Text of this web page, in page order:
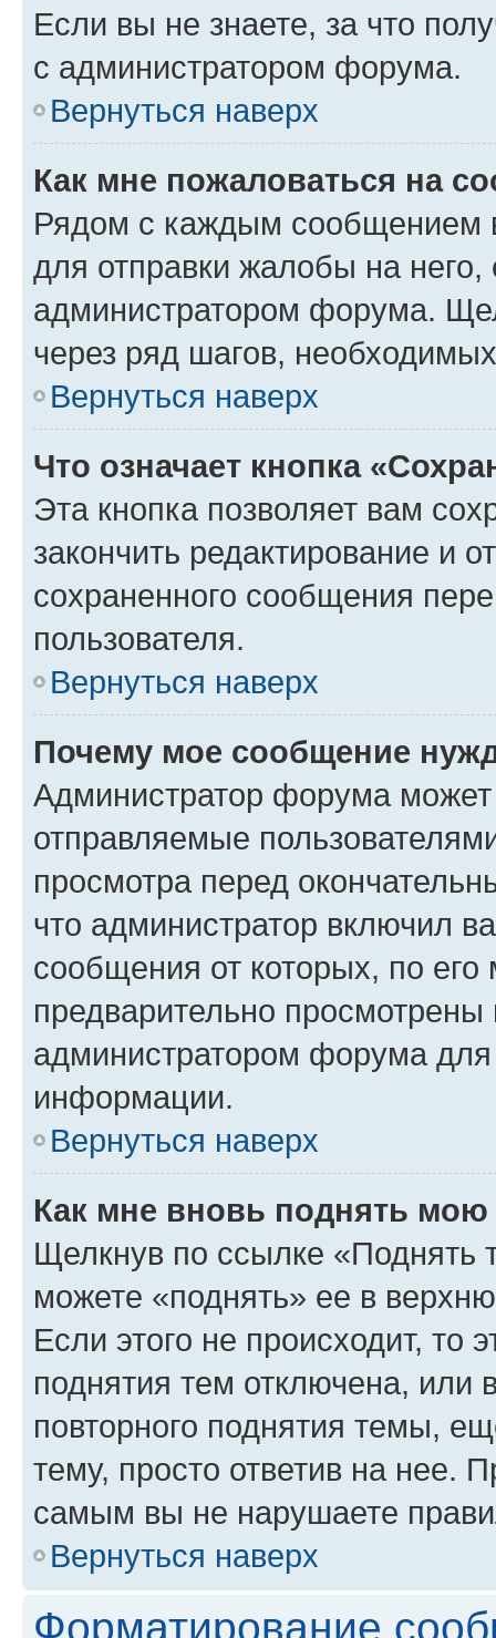
Если вы не знаете, за что
с администратором форума.
Вернуться наверх
Как мне пожаловаться на
Рядом с каждым сообщением
для отправки жалобы на
администратором форума.
через ряд шагов,
Вернуться наверх
Что означает кнопка
Эта кнопка позволяет вам
закончить редактирование и
сохраненного сообщения
пользователя.
Вернуться наверх
Почему мое сообщение
Администратор форума
отправляемые
просмотра перед
что администратор включил
сообщения от которых, по
предварительно
администратором форума
информации.
Вернуться наверх
Как мне вновь поднять мою
Щелкнув по ссылке «Поднять
можете «поднять» ее в
Если этого не происходит, то
поднятия тем отключена, или
повторного поднятия темы,
тему, просто ответив на нее.
самым вы не нарушаете
Вернуться наверх
Форматирование